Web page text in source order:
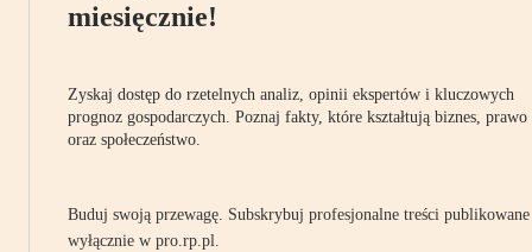
miesięcznie!
Zyskaj dostęp do rzetelnych analiz, opinii ekspertów i kluczowych
prognoz gospodarczych. Poznaj fakty, które kształtują biznes, prawo
oraz społeczeństwo.
Buduj swoją przewagę. Subskrybuj profesjonalne treści publikowane
wyłącznie w pro.rp.pl.